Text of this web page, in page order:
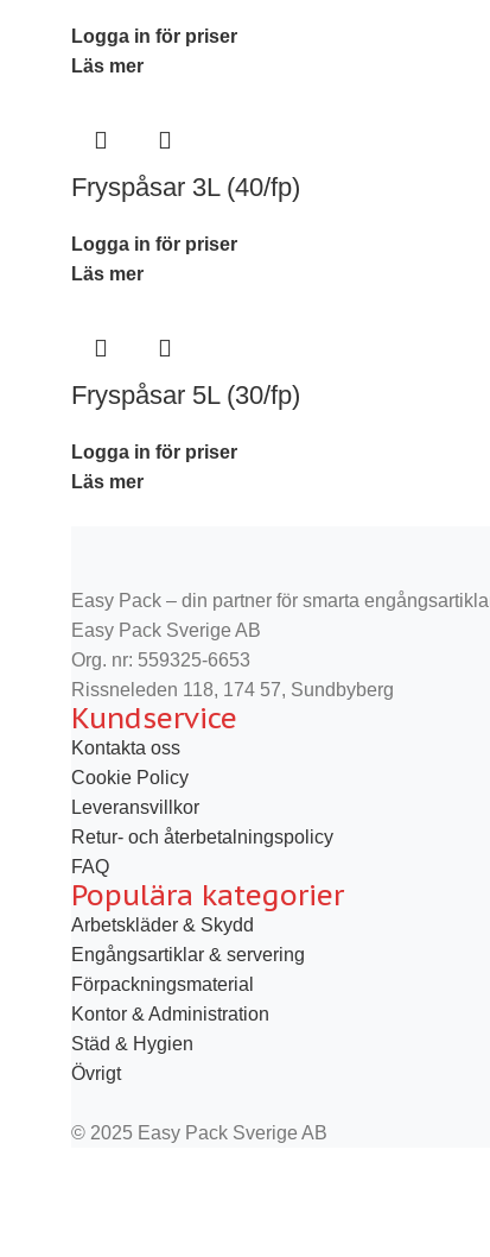
Logga in för priser
Läs mer
Fryspåsar 3L (40/fp)
Logga in för priser
Läs mer
Fryspåsar 5L (30/fp)
Logga in för priser
Läs mer
Easy Pack – din partner för smarta
Easy Pack Sverige AB
Org. nr: 559325-6653
Rissneleden 118, 174 57, Sundbyberg
Kundservice
Kontakta oss
Cookie Policy
Leveransvillkor
Retur- och återbetalningspolicy
FAQ
Populära kategorier
Arbetskläder & Skydd
Engångsartiklar & servering
Förpackningsmaterial
Kontor & Administration
Städ & Hygien
Övrigt
© 2025 Easy Pack Sverige AB